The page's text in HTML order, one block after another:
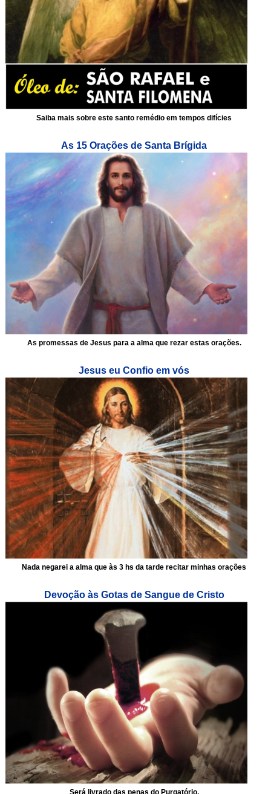
Saiba mais sobre este santo remédio em tempos difícies
As 15 Orações de Santa Brígida
As promessas de Jesus para a alma que rezar estas orações.
Jesus eu Confio em vós
Nada negarei a alma que às 3 hs da tarde recitar minhas orações
Devoção às Gotas de Sangue de Cristo
Será livrado das penas do Purgatório.